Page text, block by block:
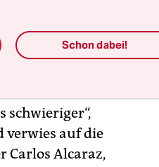
schwieriger“,
verwies auf die
Carlos Alcaraz,
Schon dabei!